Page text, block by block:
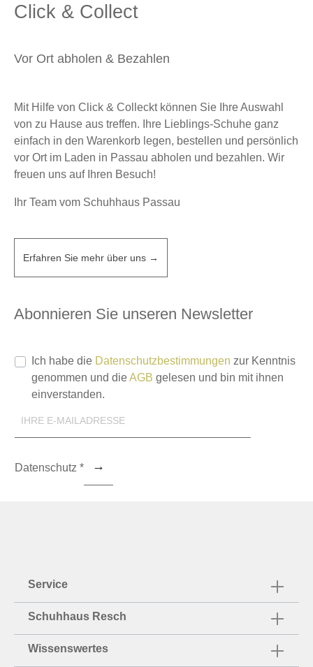
Click & Collect
Vor Ort abholen & Bezahlen
Mit Hilfe von Click & Colleckt können Sie Ihre Auswahl
von zu Hause aus treffen. Ihre Lieblings-Schuhe ganz
einfach in den Warenkorb legen, bestellen und persönlich
vor Ort im Laden in Passau abholen und bezahlen. Wir
freuen uns auf Ihren Besuch!
Ihr Team vom Schuhhaus Passau
Erfahren Sie mehr über uns →
Abonnieren Sie unseren Newsletter
Datenschutz *
Ich habe die Datenschutzbestimmungen zur Kenntnis
genommen und dieAGB gelesen und bin mit ihnen
einverstanden.
Service
Schuhhaus Resch
Wissenswertes